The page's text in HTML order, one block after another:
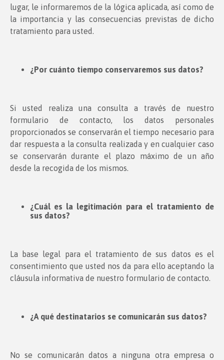
lugar, le informaremos de la lógica aplicada, así como de
la importancia y las consecuencias previstas de dicho
tratamiento para usted.
¿Por cuánto tiempo conservaremos sus datos?
Si usted realiza una consulta a través de nuestro
formulario de contacto, los datos personales
proporcionados se conservarán el tiempo necesario para
dar respuesta a la consulta realizada y en cualquier caso
se conservarán durante el plazo máximo de un año
desde la recogida de los mismos.
¿Cuál es la legitimación para el tratamiento de
sus datos?
La base legal para el tratamiento de sus datos es el
consentimiento que usted nos da para ello aceptando la
cláusula informativa de nuestro formulario de contacto.
¿A qué destinatarios se comunicarán sus datos?
No se comunicarán datos a ninguna otra empresa o